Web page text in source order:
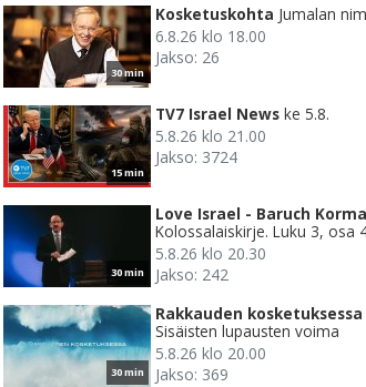
30 min
Kosketuskohta Jumalan
6.8.26 klo 18.00
Jakso: 26
15 min
TV7 Israel News ke 5.8.
5.8.26 klo 21.00
Jakso: 3724
30 min
Love Israel - Baruch
Kolossalaiskirje. Luku 3, osa
5.8.26 klo 20.30
Jakso: 242
30 min
Rakkauden kosketuksessa
Sisäisten lupausten voima
5.8.26 klo 20.00
Jakso: 369